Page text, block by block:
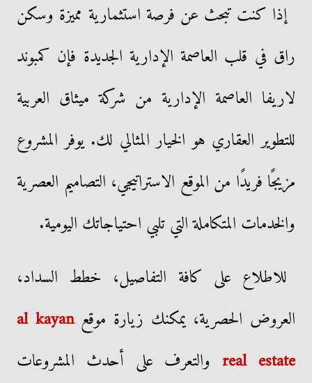
إذا كنت تبحث عن فرصة استثمارية مميزة وسكن
راق في قلب العاصمة الإدارية الجديدة فإن كمبوند
لاريفا العاصمة الإدارية من شركة ميثاق العربية
للتطوير العقاري هو الخيار المثالي لك. يوفر المشروع
مزيجًا فريدًا من الموقع الاستراتيجي، التصاميم العصرية
والخدمات المتكاملة التي تلبي احتياجاتك اليومية.
للاطلاع على كافة التفاصيل، خطط السداد،
العروض الحصرية، يمكنك زيارة موقعal kayan
real estateوالتعرف على أحدث المشروعات